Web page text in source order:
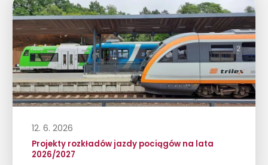
12. 6. 2026
Projekty rozkładów jazdy pociągów na lata
2026/2027